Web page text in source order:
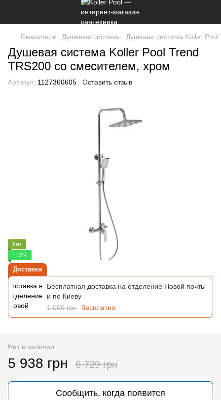
Смесители Душевые системы Душевая система Koller
Душевая система Koller Pool Trend
TRS200 со смесителем, хром
Артикул: 1127360605 Оставить отзыв
Хит
−12%
Доставка
Бесплатная доставка на отделение Новой почты
и по Киеву
1 000 грн бесплатно
Нет в наличии
5 938 грн 6 729 грн
Сообщить, когда появится